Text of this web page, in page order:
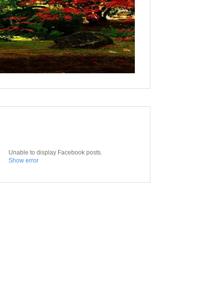
Unable to display Facebook posts.
Show error